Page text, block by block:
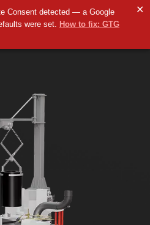
Consent detected — a Google
were set. How to fix: GTG
✕